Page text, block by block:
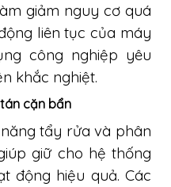
giảm nguy cơ quá
liên tục của máy
công nghiệp yêu
khắc nghiệt.
cặn bẩn
tẩy rửa và phân
giữ cho hệ thống
động hiệu quả. Các